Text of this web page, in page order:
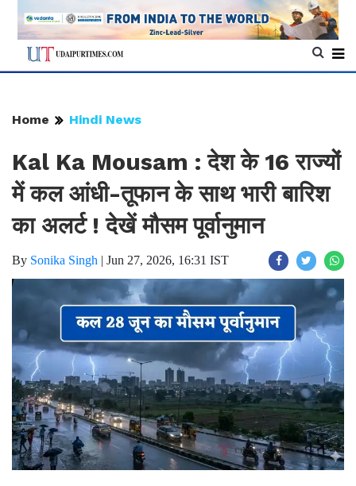
Home Hindi News
Kal Ka Mousam : देश के 16 राज्यों
में कल आंधी-तूफान के साथ भारी बारिश
का अलर्ट ! देखें मौसम पूर्वानुमान
By Sonika Singh | Jun 27, 2026, 16:31 IST